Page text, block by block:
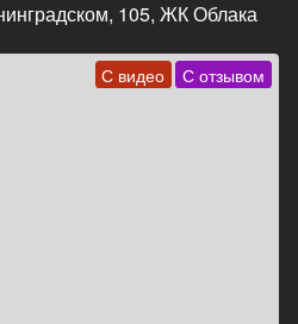
105, ЖК Облака
С видео С отзывом